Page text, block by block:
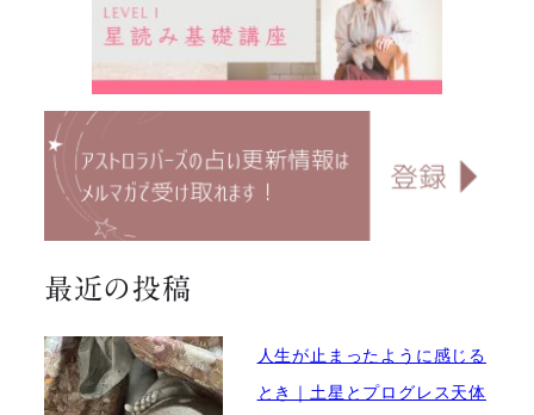
最近の投稿
人生が止まったように感じる
とき｜土星とプログレス天体